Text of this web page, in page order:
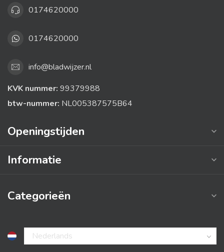
0174620000
0174620000
info@bladwijzer.nl
KVK nummer: 99379988
btw-nummer: NL005387575B64
Openingstijden
Informatie
Categorieën